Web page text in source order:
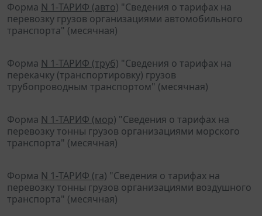
Форма N 1-ТАРИФ (авто) "Сведения о тарифах на
перевозку грузов организациями автомобильного
транспорта" (месячная)
Форма N 1-ТАРИФ (труб) "Сведения о тарифах на
перекачку (транспортировку) грузов
трубопроводным транспортом" (месячная)
Форма N 1-ТАРИФ (мор) "Сведения о тарифах на
перевозку тонны грузов организациями морского
транспорта" (месячная)
Форма N 1-ТАРИФ (га) "Сведения о тарифах на
перевозку тонны грузов организациями воздушного
транспорта" (месячная)